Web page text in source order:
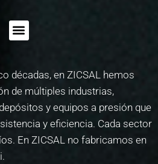
décadas, en ZICSAL hemos
de múltiples industrias,
y equipos a presión que
y eficiencia. Cada sector
En ZICSAL no fabricamos en